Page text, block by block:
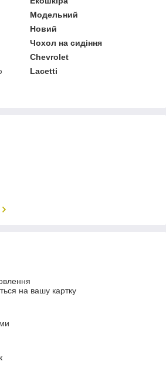
Модельний
Новий
Чохол на сидіння
Chevrolet
Lacetti
на вашу картку